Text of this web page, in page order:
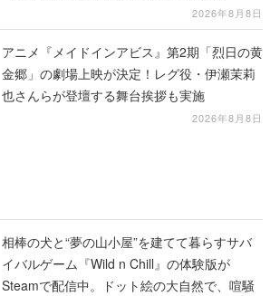
2026年8月8日
アニメ『メイドインアビス』第2期「烈日の黄
金郷」の劇場上映が決定！レグ役・伊瀬茉莉
也さんらが登壇する舞台挨拶も実施
2026年8月8日
相棒の犬と“夢の山小屋”を建てて暮らすサバ
イバルゲーム『Wild n Chill』の体験版が
Steamで配信中。ドット絵の大自然で、喧騒